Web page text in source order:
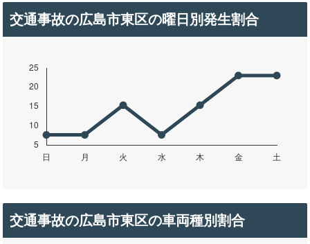
交通事故の広島市東区の曜日別発生割合
交通事故の広島市東区の車両種別割合